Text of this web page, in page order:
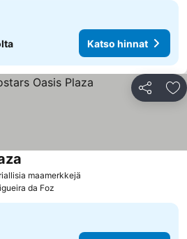
Katso hinnat
Jaa
maamerkkejä
da Foz